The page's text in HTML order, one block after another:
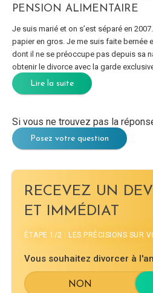
PENSION ALIMENTAIRE
Je suis marié et on s’est séparé en
papier en gros. Je me suis faite bernée
dont il ne se préoccupe pas depuis sa
obtenir le divorce avec la garde
Lire la suite
Si vous ne trouvez pas la
Posez votre question
RECEVEZ UN
ET IMMÉDIAT
ÉTAPE 1/2 : LES PRÉCISIONS SUR
Vous souhaitez divorcer à